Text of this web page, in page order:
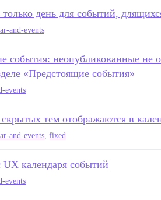
день для событий,
and-events
события: неопубликованные не
«Предстоящие события»
events
тем отображаются в
and-events fixed
календаря событий
events